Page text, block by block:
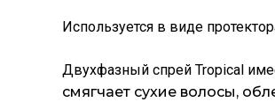
Используется в виде
Двухфазный спрей Tropical
смягчает сухие волосы,